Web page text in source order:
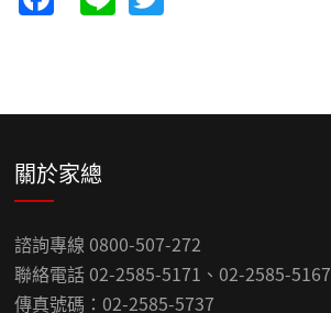
關於家總
諮詢專線 0800-507-272
聯絡電話 02-2585-5171、02-2585-5167
傳真號碼：02-2585-5737